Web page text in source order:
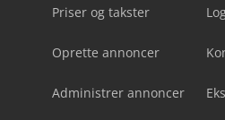
Priser og takster
Oprette annoncer
Administrer annoncer